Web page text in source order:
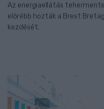
Az energiaellátás
előrébb hozták a Brest
kezdését.